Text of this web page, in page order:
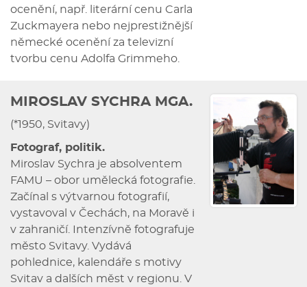
ocenění, např. literární cenu Carla
Zuckmayera nebo nejprestižnější
německé ocenění za televizní
tvorbu cenu Adolfa Grimmeho.
MIROSLAV SYCHRA MGA.
(*1950, Svitavy)
Fotograf, politik.
Miroslav Sychra je absolventem
FAMU – obor umělecká fotografie.
Začínal s výtvarnou fotografií,
vystavoval v Čechách, na Moravě i
v zahraničí. Intenzívně fotografuje
město Svitavy. Vydává
pohlednice, kalendáře s motivy
Svitav a dalších měst v regionu. V